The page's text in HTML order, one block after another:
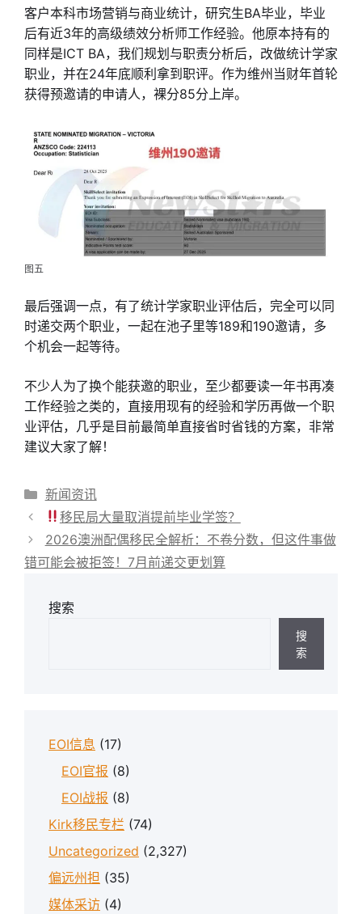
客户本科市场营销与商业统计，研究生BA毕业，毕业
后有近3年的高级绩效分析师工作经验。他原本持有的
同样是ICT BA，我们规划与职责分析后，改做统计学家
职业，并在24年底顺利拿到职评。作为维州当财年首轮
获得预邀请的申请人，裸分85分上岸。
图五
最后强调一点，有了统计学家职业评估后，完全可以同
时递交两个职业，一起在池子里等189和190邀请，多
个机会一起等待。
不少人为了换个能获邀的职业，至少都要读一年书再凑
工作经验之类的，直接用现有的经验和学历再做一个职
业评估，几乎是目前最简单直接省时省钱的方案，非常
建议大家了解！
分
类
新闻资讯
移民局大量取消提前毕业学签？
2026澳洲配偶移民全解析：不卷分数，但这件事做
错可能会被拒签！7月前递交更划算
搜索
搜
索
EOI信息 (17)
EOI官报 (8)
EOI战报 (8)
Kirk移民专栏 (74)
Uncategorized (2,327)
偏远州担 (35)
媒体采访 (4)